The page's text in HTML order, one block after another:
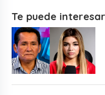
Te puede interesar